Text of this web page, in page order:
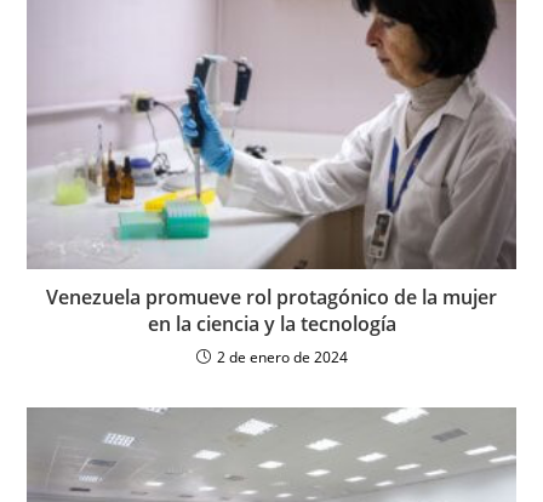
Venezuela promueve rol protagónico de la mujer
en la ciencia y la tecnología
2 de enero de 2024